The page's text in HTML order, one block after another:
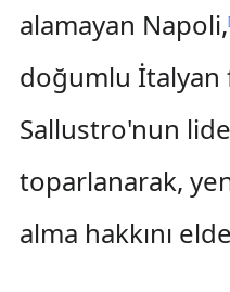
alamayan Napoli,[
doğumlu
Sallustro'nun
toparlanarak,
alma hakkını